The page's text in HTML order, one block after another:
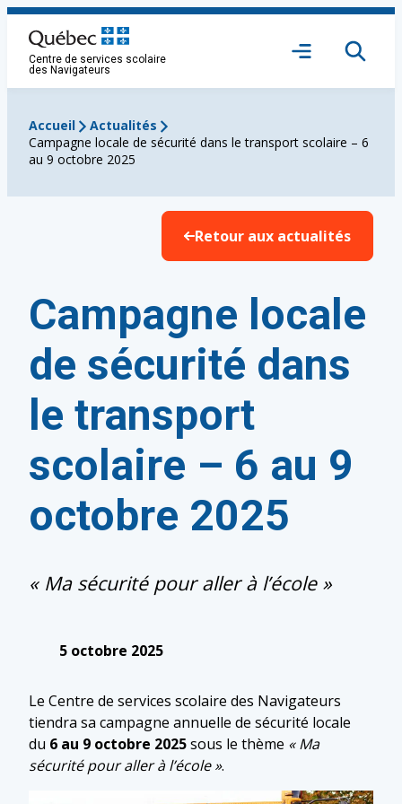
Aller
contenu
Centre de services scolaire
des Navigateurs
Ouvrir
Accueil
Actualités
Campagne locale de sécurité dans le transport scolaire – 6
au 9 octobre 2025
Retour aux actualités
Campagne locale
de sécurité dans
le transport
scolaire – 6 au 9
octobre 2025
« Ma sécurité pour aller à l’école »
5 octobre 2025
Le Centre de services scolaire des Navigateurs
tiendra sa campagne annuelle de sécurité locale
du 6 au 9 octobre 2025sous le thème « Ma
sécurité pour aller à l’école ».